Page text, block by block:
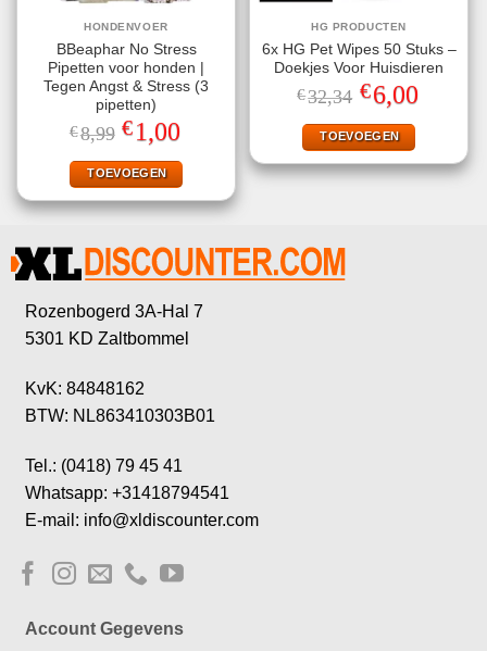
HONDENVOER
BBeaphar No Stress
Pipetten voor honden |
Tegen Angst & Stress (3
pipetten)
€8,99 Oorspronkelijke
prijs
was:
€8,99.
€1,00
is:
€1,00.
TOEVOEGEN
HG PRODUCTEN
6x HG Pet Wipes 50 Stuks –
Doekjes Voor Huisdieren
€32,34 Oorspronkelijke
prijs
was:
€32,34.
€6,00Huidige
prijs
TOEVOEGEN
Rozenbogerd 3A-Hal 7
5301 KD Zaltbommel
KvK: 84848162
BTW: NL863410303B01
Tel.: (0418) 79 45 41
Whatsapp: +31418794541
E-mail: info@xldiscounter.com
Account Gegevens